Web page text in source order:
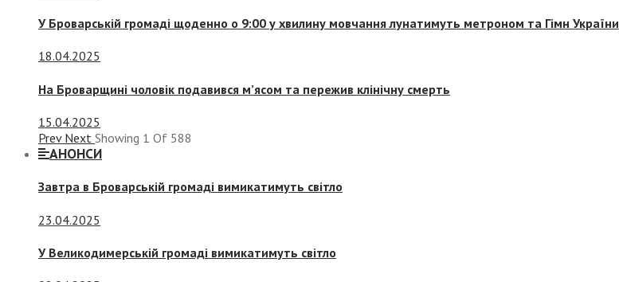
У Броварській громаді щоденно о 9:00 у хвилину мовчання лунатимуть метроном та Гімн України
18.04.2025
На Броварщині чоловік подавився м’ясом та пережив клінічну смерть
15.04.2025
Prev Next Showing 1 Of 588
АНОНСИ
Завтра в Броварській громаді вимикатимуть світло
23.04.2025
У Великодимерській громаді вимикатимуть світло